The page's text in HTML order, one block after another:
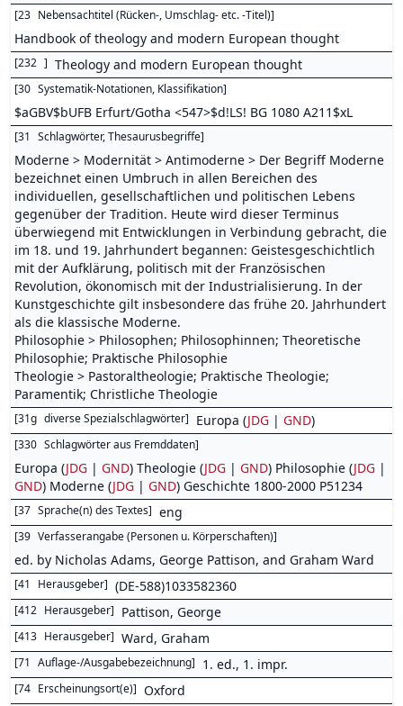
[23 Nebensachtitel (Rücken-, Umschlag- etc. -Titel)]
Handbook of theology and modern European thought
[232 ] Theology and modern European thought
[30 Systematik-Notationen, Klassifikation]
$aGBV$bUFB Erfurt/Gotha <547>$d!LS! BG 1080 A211$xL
[31 Schlagwörter, Thesaurusbegriffe]
Moderne > Modernität > Antimoderne > Der Begriff Moderne
bezeichnet einen Umbruch in allen Bereichen des
individuellen, gesellschaftlichen und politischen Lebens
gegenüber der Tradition. Heute wird dieser Terminus
überwiegend mit Entwicklungen in Verbindung gebracht, die
im 18. und 19. Jahrhundert begannen: Geistesgeschichtlich
mit der Aufklärung, politisch mit der Französischen
Revolution, ökonomisch mit der Industrialisierung. In der
Kunstgeschichte gilt insbesondere das frühe 20. Jahrhundert
als die klassische Moderne.
Philosophie > Philosophen; Philosophinnen; Theoretische
Philosophie; Praktische Philosophie
Theologie > Pastoraltheologie; Praktische Theologie;
Paramentik; Christliche Theologie
[31g diverse Spezialschlagwörter] Europa (JDG | GND)
[330 Schlagwörter aus Fremddaten]
Europa (JDG | GND) Theologie (JDG | GND) Philosophie (JDG |
GND) Moderne (JDG | GND) Geschichte 1800-2000 P51234
[37 Sprache(n) des Textes] eng
[39 Verfasserangabe (Personen u. Körperschaften)]
ed. by Nicholas Adams, George Pattison, and Graham Ward
[41 Herausgeber] (DE-588)1033582360
[412 Herausgeber] Pattison, George
[413 Herausgeber] Ward, Graham
[71 Auflage-/Ausgabebezeichnung] 1. ed., 1. impr.
[74 Erscheinungsort(e)] Oxford